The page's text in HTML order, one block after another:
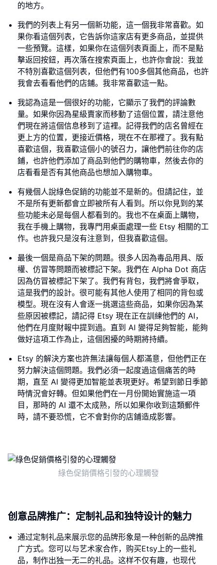
的地方。
我們的列表上有另一個新功能，這一個我非常喜歡。如
果你看這個列表，它告訴你這家店有更多商品，並提供
一些預覽。這樣，如果你在這個列表頁面上，而不是點
擊返回按鈕，再次落在搜索頁面上，也許你會說：我並
不特別喜歡這個列表，但他們有100多個其他商品，也許
我會去看看他們的店鋪。我非常喜歡這一點。
我認為這是一個很好的功能，它顯示了我們的評論數
量。如果你因為星級賣家而移動了這個位置，請注意他
們現在將這個信息移到了這裡。記得我們的店名曾經在
更上方的位置，更接近價格，現在不在那裡了。我有點
喜歡這個，我喜歡這個小的號召力，讓他們前往你的店
鋪，也許他們添加了商品到他們的購物車，然後去你的
店看看是否有其他商品也想加入購物車。
有幾個人說綠色促銷的功能並不是新的。但請記住，並
不是所有更新都會立即被所有人看到。所以你見到的某
些功能未必是每個人都看到的。我也不在桌面上購物，
我在手機上購物，我專門用桌面處理一些 Etsy 相關的工
作。也許我只是沒有注意到，但我喜歡這個。
最後一個是商品下架的問題。很多人因為毒品用具、版
權、仿冒等問題而被標記下架。我們在 Alpha Dot 商店
因為仿冒被標記下架了。我們有背包，我們將會爭取，
這是我們的設計。很可能有其他人使用了相同的背包或
模型。現在沒有人會逐一挑選這些商品，如果你因為某
些原因被標記，請記得 Etsy 現在正在訓練他們的 AI，
他們在月度財報中提到過。直到 AI 變得足夠智能，能夠
做好這項工作為止，這個困擾的時期將持續。
Etsy 的解決方案也許無法讓每個人都滿意，但他們正在
努力解決這個問題。我們必須一起度過這個痛苦的時
期，直至 AI 變得更加智能並表現更好。希望到節日季節
時情況會好轉。但如果他們在一月份開始實施這一項
目，那時的 AI 還不太成熟，所以如果你收到這類郵件
時，請不要恐慌，它不會對你的店鋪造成影響。
綠色促銷價格引發的心理觸發
创意品牌推广：定制礼品和独特设计的魅力
通过定制礼品来展示您的品牌形象是一种创新的品牌推
广方式。您可以与艺术家合作，购买Etsy上的一些礼
品，制作出独一无二的礼品。这样不仅有趣，也现代